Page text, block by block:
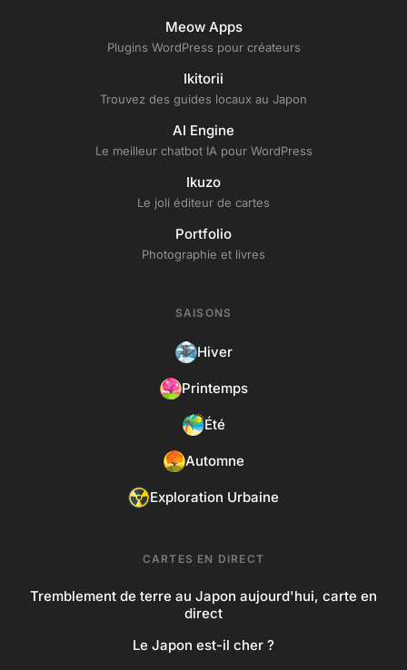
Meow Apps
Plugins WordPress pour créateurs
Ikitorii
Trouvez des guides locaux au Japon
AI Engine
Le meilleur chatbot IA pour WordPress
Ikuzo
Le joli éditeur de cartes
Portfolio
Photographie et livres
SAISONS
Hiver
Printemps
Été
Automne
Exploration Urbaine
CARTES EN DIRECT
Tremblement de terre au Japon aujourd'hui, carte en
direct
Le Japon est-il cher ?